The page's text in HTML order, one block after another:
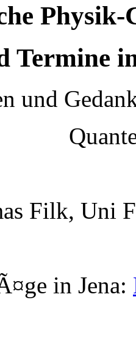
Physik-
Termine
und
Uni
in Jena: